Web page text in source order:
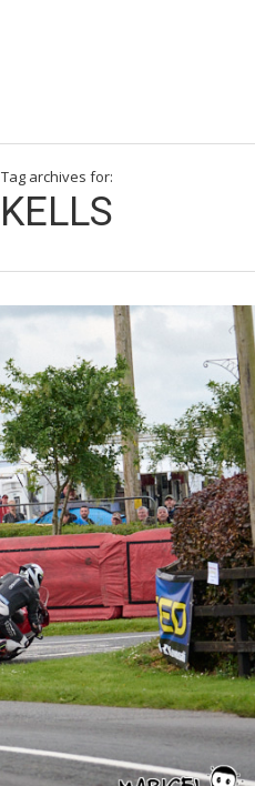
Tag archives for:
KELLS